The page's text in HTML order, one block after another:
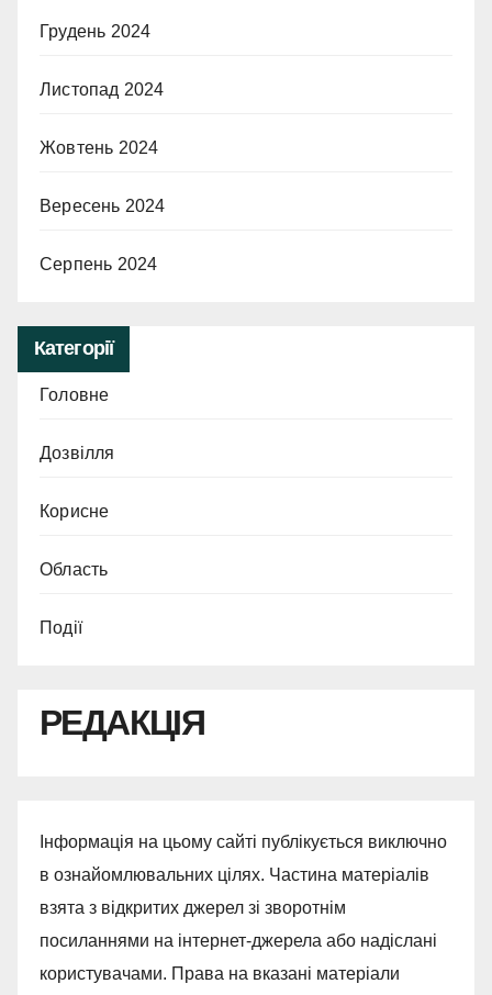
Грудень 2024
Листопад 2024
Жовтень 2024
Вересень 2024
Серпень 2024
Категорії
Головне
Дозвілля
Корисне
Область
Події
РЕДАКЦІЯ
Інформація на цьому сайті публікується виключно
в ознайомлювальних цілях. Частина матеріалів
взята з відкритих джерел зі зворотнім
посиланнями на інтернет-джерела або надіслані
користувачами. Права на вказані матеріали